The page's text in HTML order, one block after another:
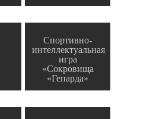
Спортивно-
интеллектуальная
игра
«Сокровища
«Гепарда»